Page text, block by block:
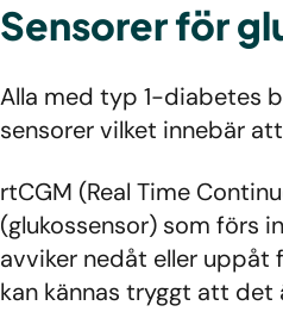
Sensorer för
Alla med typ 1-diabetes
sensorer vilket innebär
rtCGM (Real Time
(glukossensor) som förs
avviker nedåt eller uppåt
kan kännas tryggt att det